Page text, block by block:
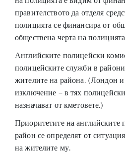
правителството да отделя
полицията се финансира от
обществена черта на
Английските полицейски
полицейските служби в
жителите на района. (Лондон
изключение – в тях
назначават от кметовете.)
Приоритетите на
район се определят от
на жителите му.